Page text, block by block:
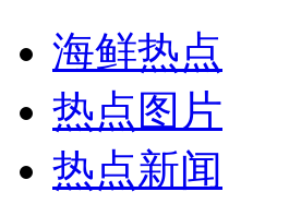
海鲜热点
热点图片
热点新闻